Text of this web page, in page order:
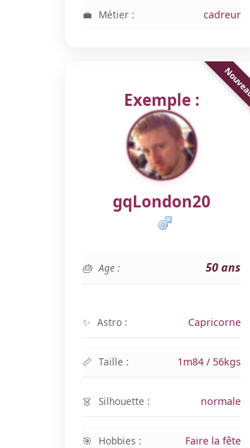
Métier : cadreur
Exemple :
gqLondon20
Age : 50 ans
Astro : Capricorne
Taille : 1m84 / 56kgs
Silhouette : normale
Hobbies : Faire la fête